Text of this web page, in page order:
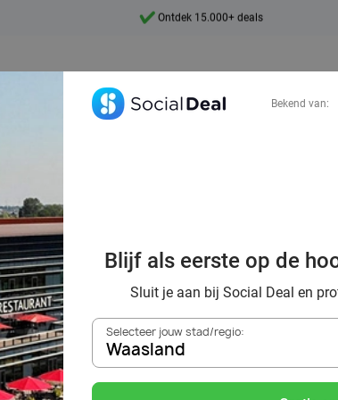
7 dagen per week beschikbaar
kwaliteit
Valk hotel
Bekend van:
Blijf als eerste op de
Sluit je aan bij Social Deal en
Selecteer jouw stad/regio:
Waasland